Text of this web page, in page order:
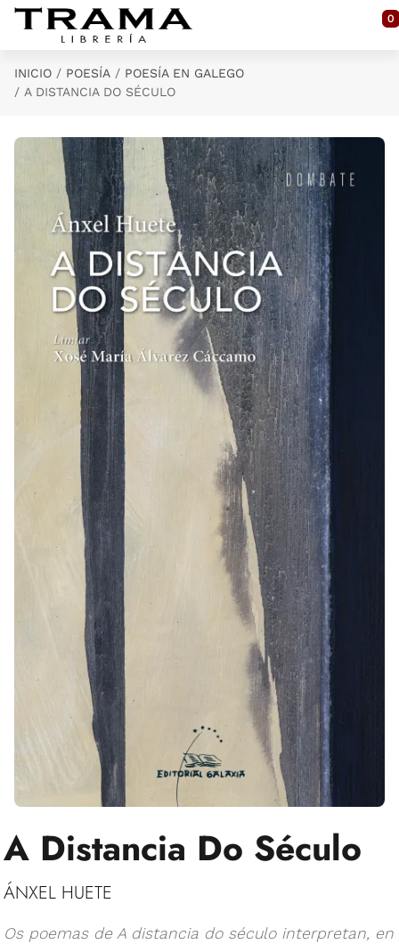
Saltar al contenido principal
0
INICIO POESÍA
POESÍA EN GALEGO
A DISTANCIA DO SÉCULO
A Distancia Do Século
ÁNXEL HUETE
Os poemas de A distancia do século interpretan, en